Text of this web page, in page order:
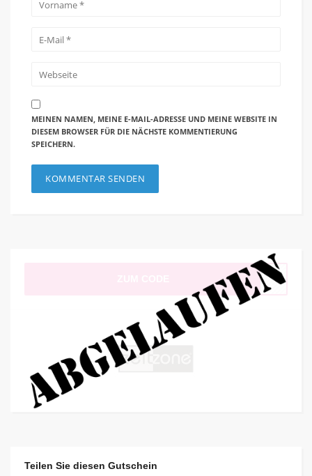
MEINEN NAMEN, MEINE E-MAIL-ADRESSE UND MEINE WEBSITE IN
DIESEM BROWSER FÜR DIE NÄCHSTE KOMMENTIERUNG
SPEICHERN.
Teilen Sie diesen Gutschein